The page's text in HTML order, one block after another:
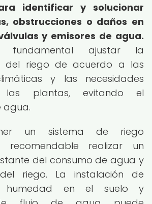
identificar y solucionar
obstrucciones o daños en
y emisores de agua.
fundamental ajustar la
del riego de acuerdo a las
y las necesidades
plantas, evitando el
agua.
un sistema de riego
recomendable realizar un
del consumo de agua y
riego. La instalación de
humedad en el suelo y